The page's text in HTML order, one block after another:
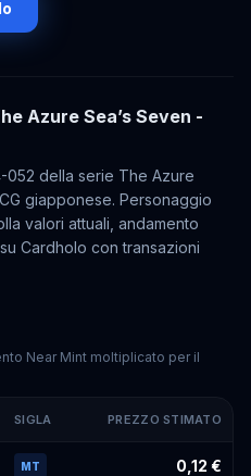
Azure Sea’s Seven -
052 della serie The Azure
giapponese. Personaggio
valori attuali, andamento
Cardholo con transazioni
Near Mint moltiplicato per il
052
SIGLA PREZZO STIMATO
MT 0,12 €